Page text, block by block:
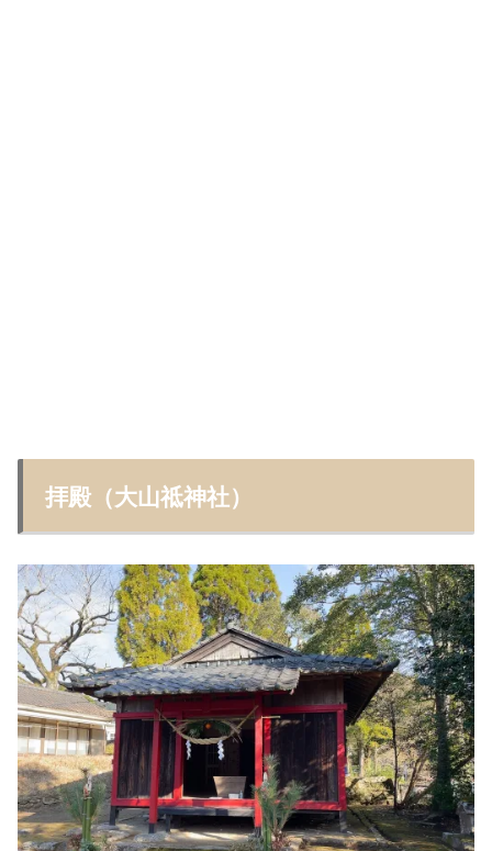
拝殿（大山祗神社）